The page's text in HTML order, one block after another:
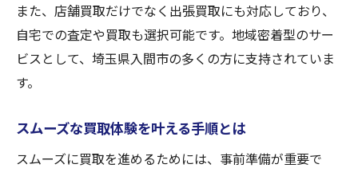
また、店舗買取だけでなく出張買取にも対応しており、
自宅での査定や買取も選択可能です。地域密着型のサー
ビスとして、埼玉県入間市の多くの方に支持されていま
す。
スムーズな買取体験を叶える手順とは
スムーズに買取を進めるためには、事前準備が重要で